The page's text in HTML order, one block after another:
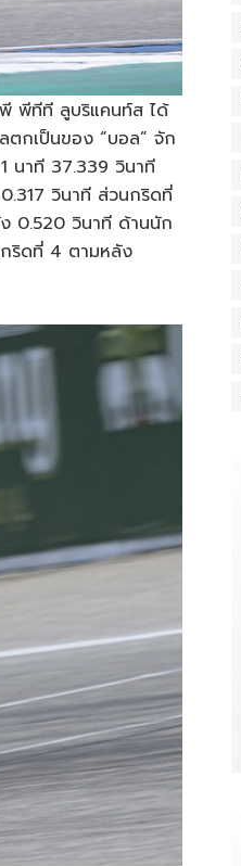
พีทีที ลูบริแคนท์ส ได้
ตกเป็นของ “บอล” จัก
นาที 37.339 วินาที
วินาที ส่วนกริดที่
0.520 วินาที ด้านนัก
ริดที่ 4 ตามหลัง